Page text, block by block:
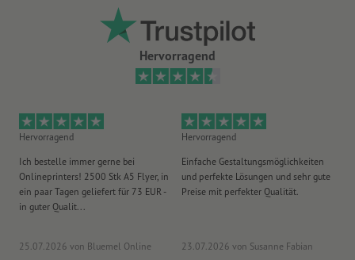
Absolut wetterfest und daher auch problemlos im
Außenbereich einsetzbar
Die klassische Werbefläche für Gerüste, Bauzäune,
Für jeden Druckauftrag kann nur ein Motiv hochgeladen
Hinweis: Sofern die kürzeste Seite größer als 190 cm ist,
müssen die Planen aus versandtechnischen Gründengefaltet
geliefert werden
Bitte beachten Sie, dass beim 360 g/m² Kavalan aus
Hervorragend
Hervorragend
Ich bestelle immer gerne bei
Onlineprinters! 2500 Stk A5 Flyer, in
ein paar Tagen geliefert für 73 EUR -
in guter Qualit...
25.07.2026 von Bluemel Online
Hervorragend
Einfache Gestaltungsmöglichkeiten
und perfekte Lösungen und sehr gute
Preise mit perfekter Qualität.
23.07.2026 von Susanne Fabian